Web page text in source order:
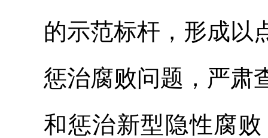
的示范标杆，形成以
惩治腐败问题，严肃
和惩治新型隐性腐